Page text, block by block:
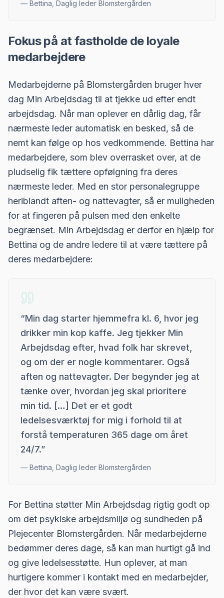
— Bettina, Daglig leder Blomstergården
Fokus på at fastholde de loyale
medarbejdere
Medarbejderne på Blomstergården bruger hver
dag Min Arbejdsdag til at tjekke ud efter endt
arbejdsdag. Når man oplever en dårlig dag, får
nærmeste leder automatisk en besked, så de
nemt kan følge op hos vedkommende. Bettina har
medarbejdere, som blev overrasket over, at de
pludselig fik tættere opfølgning fra deres
nærmeste leder. Med en stor personalegruppe
heriblandt aften- og nattevagter, så er muligheden
for at fingeren på pulsen med den enkelte
begrænset. Min Arbejdsdag er derfor en hjælp for
Bettina og de andre ledere til at være tættere på
deres medarbejdere:
“Min dag starter hjemmefra kl. 6, hvor jeg
drikker min kop kaffe. Jeg tjekker Min
Arbejdsdag efter, hvad folk har skrevet,
og om der er nogle kommentarer. Også
aften og nattevagter. Der begynder jeg at
tænke over, hvordan jeg skal prioritere
min tid. […] Det er et godt
ledelsesværktøj for mig i forhold til at
forstå temperaturen 365 dage om året
24/7.”
— Bettina, Daglig leder Blomstergården
For Bettina støtter Min Arbejdsdag rigtig godt op
om det psykiske arbejdsmiljø og sundheden på
Plejecenter Blomstergården. Når medarbejderne
bedømmer deres dage, så kan man hurtigt gå ind
og give ledelsesstøtte. Hun oplever, at man
hurtigere kommer i kontakt med en medarbejder,
der hvor det kan være svært.